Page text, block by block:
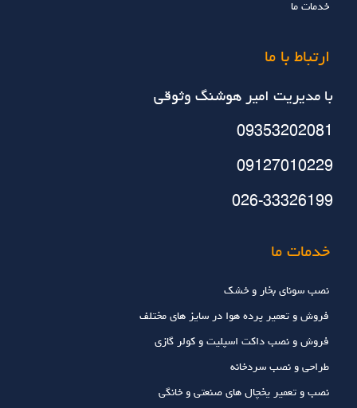
خدمات ما
ارتباط با ما
با مديريت امير هوشنگ وثوقي
09353202081
09127010229
026-33326199
خدمات ما
نصب سونای بخار و خشک
فروش و تعمیر پرده هوا در سایز های مختلف
فروش و نصب داکت اسپلیت و کولر گازی
طراحی و نصب سردخانه
نصب و تعمیر یخچال های صنعتی و خانگی